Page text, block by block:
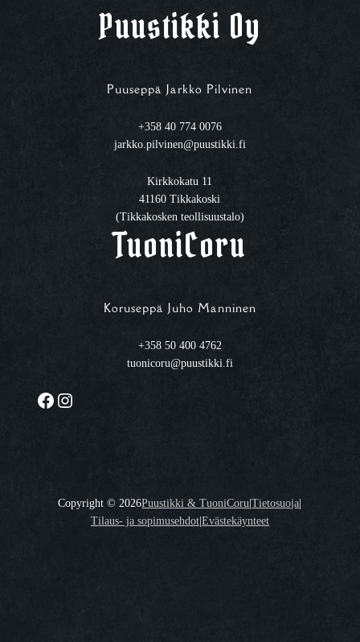
Puustikki Oy
Puuseppä Jarkko Pilvinen
+358 40 774 0076
jarkko.pilvinen@puustikki.fi
Kirkkokatu 11
41160 Tikkakoski
(Tikkakosken teollisuustalo)
TuoniCoru
Koruseppä Juho Manninen
+358 50 400 4762
tuonicoru@puustikki.fi
Facebook Instagram
Copyright ©2026Puustikki & TuoniCoru|Tietosuoja|
Tilaus- ja sopimusehdot|Evästekäynteet